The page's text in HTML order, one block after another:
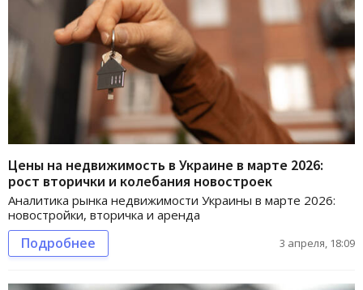
Цены на недвижимость в Украине в марте 2026:
рост вторички и колебания новостроек
Аналитика рынка недвижимости Украины в марте 2026:
новостройки, вторичка и аренда
Подробнее 3 апреля, 18:09